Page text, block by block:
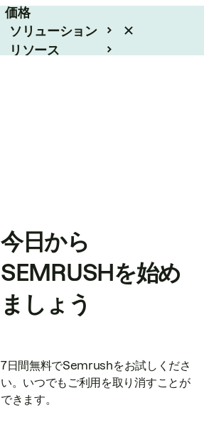
価格
ソリューション
リソース
今日から
SEMRUSHを始め
ましょう
7日間無料でSemrushをお試しくださ
い。いつでもご利用を取り消すことが
できます。